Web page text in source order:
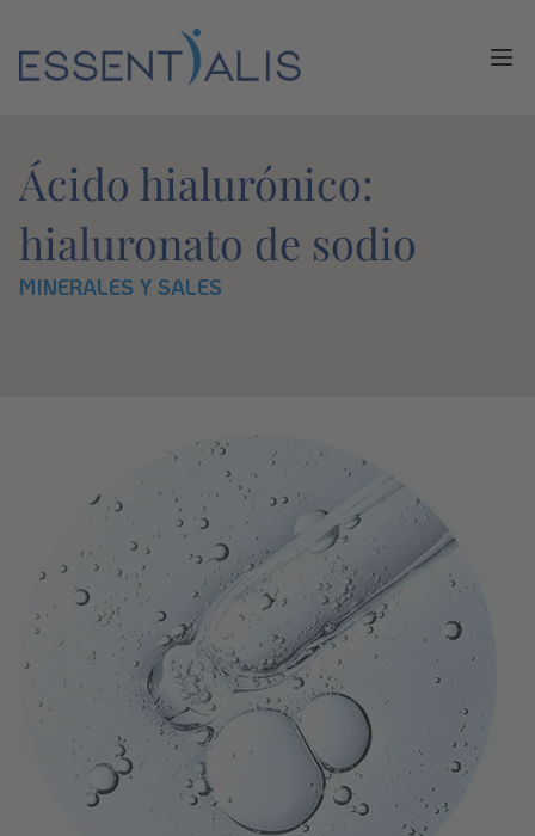
Ácido hialurónico:
hialuronato de sodio
MINERALES Y SALES